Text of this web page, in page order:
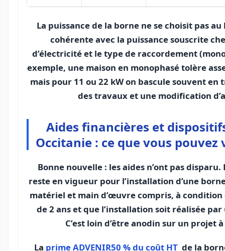
La puissance de la borne ne se choisit pas
cohérente avec la puissance souscrite
d’électricité et le type de raccordement
exemple, une maison en monophasé tolère
mais pour 11 ou 22 kW on bascule souvent
des travaux et une modification
Aides financières et
Occitanie : ce que vous
Bonne nouvelle : les aides n’ont pas disparu.
reste en vigueur pour l’installation d’une
matériel et main d’œuvre compris, à
de 2 ans et que l’installation soit réalisée
C’est loin d’être anodin sur un projet
La prime ADVENIR50 % du coût HT de la